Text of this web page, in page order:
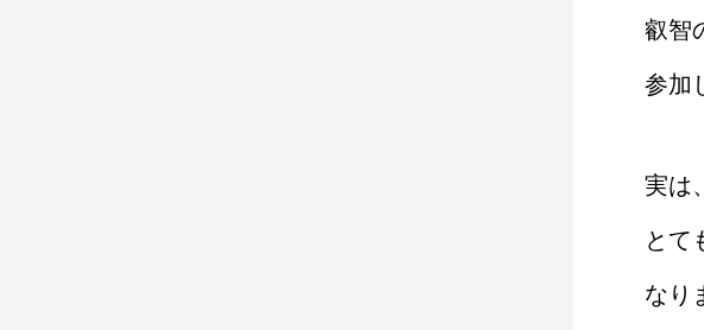
叡智
参加
実は
とて
なり